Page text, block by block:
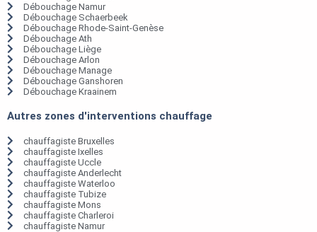
Débouchage Namur
Débouchage Schaerbeek
Débouchage Rhode-Saint-Genèse
Débouchage Ath
Débouchage Liège
Débouchage Arlon
Débouchage Manage
Débouchage Ganshoren
Débouchage Kraainem
Autres zones d'interventions chauffage
chauffagiste Bruxelles
chauffagiste Ixelles
chauffagiste Uccle
chauffagiste Anderlecht
chauffagiste Waterloo
chauffagiste Tubize
chauffagiste Mons
chauffagiste Charleroi
chauffagiste Namur